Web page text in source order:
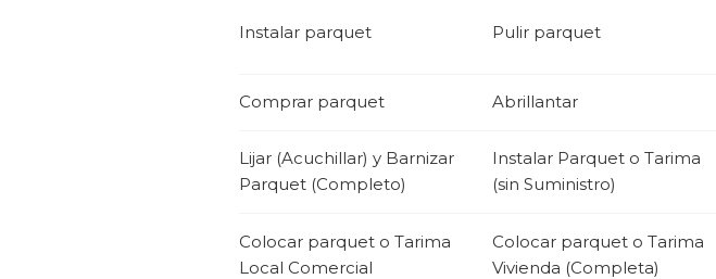
Instalar parquet Pulir parquet
Comprar parquet Abrillantar
Lijar (Acuchillar) y Barnizar
Parquet (Completo)
Instalar Parquet o Tarima
(sin Suministro)
Colocar parquet o Tarima
Local Comercial
Colocar parquet o Tarima
Vivienda (Completa)